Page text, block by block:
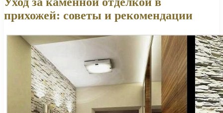
прихожей: советы и рекомендации